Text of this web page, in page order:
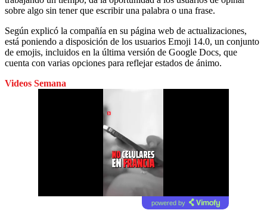
sobre algo sin tener que escribir una palabra o una frase.
Según explicó la compañía en su página web de actualizaciones,
está poniendo a disposición de los usuarios Emoji 14.0, un conjunto
de emojis, incluidos en la última versión de Google Docs, que
cuenta con varias opciones para reflejar estados de ánimo.
Videos Semana
powered by